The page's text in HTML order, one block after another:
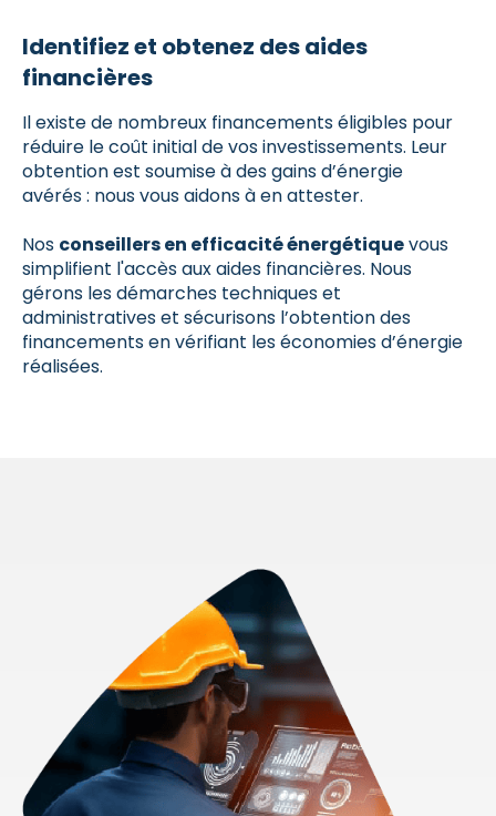
Identifiez et obtenez des aides
financières
Il existe de nombreux financements éligibles pour
réduire le coût initial de vos investissements. Leur
obtention est soumise à des gains d’énergie
avérés : nous vous aidons à en attester.
Nos conseillers en efficacité énergétiquevous
simplifient l'accès aux aides financières. Nous
gérons les démarches techniques et
administratives et sécurisons l’obtention des
financements en vérifiant les économies d’énergie
réalisées.